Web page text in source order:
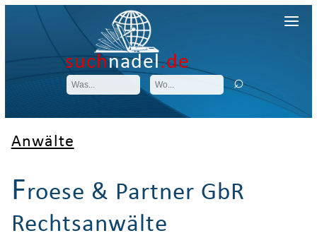
suchnadel.de
Anwälte
Froese & Partner GbR
Rechtsanwälte